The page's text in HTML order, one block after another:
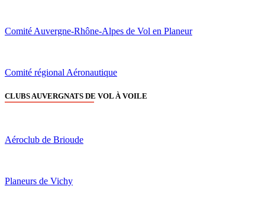
Comité Auvergne-Rhône-Alpes de Vol en Planeur
Comité régional Aéronautique
CLUBS AUVERGNATS DE VOL À VOILE
Aéroclub de Brioude
Planeurs de Vichy